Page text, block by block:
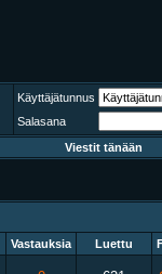
Käyttäjätunnus
Salasana
Viestit tänään
Vastauksia Luettu